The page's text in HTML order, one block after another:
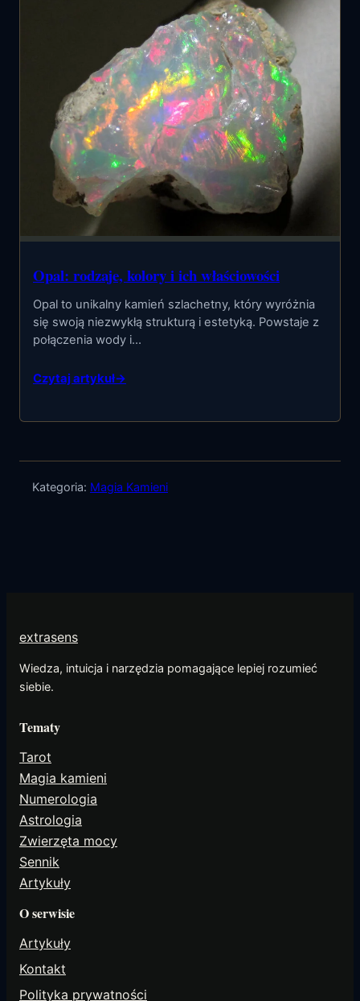
Opal: rodzaje, kolory i ich właściowości
Opal to unikalny kamień szlachetny, który wyróżnia
się swoją niezwykłą strukturą i estetyką. Powstaje z
połączenia wody i…
Czytaj artykuł→
Kategoria: Magia Kamieni
extrasens
Wiedza, intuicja i narzędzia pomagające lepiej rozumieć
siebie.
Tematy
Tarot
Magia kamieni
Numerologia
Astrologia
Zwierzęta mocy
Sennik
Artykuły
O serwisie
Artykuły
Kontakt
Polityka prywatności